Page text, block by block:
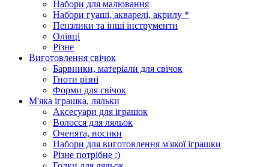
Набори для малювання
Набори гуаші, акварелі, акрилу *
Пензлики та інші інструменти
Олівці
Різне
Виготовлення свічок
Барвники, матеріали для свічок
Гноти різні
Форми для свічок
М'яка іграшка, ляльки
Аксесуари для іграшок
Волосся для ляльок
Оченята, носики
Набори для виготовлення м'якої іграшки
Різне потрібне :)